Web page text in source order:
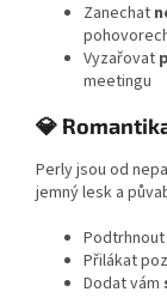
Zanechat
Vyzařovat
meetingu
💎
Perly jsou od
jemný lesk a
Podtrhnout
Přilákat
Dodat vám